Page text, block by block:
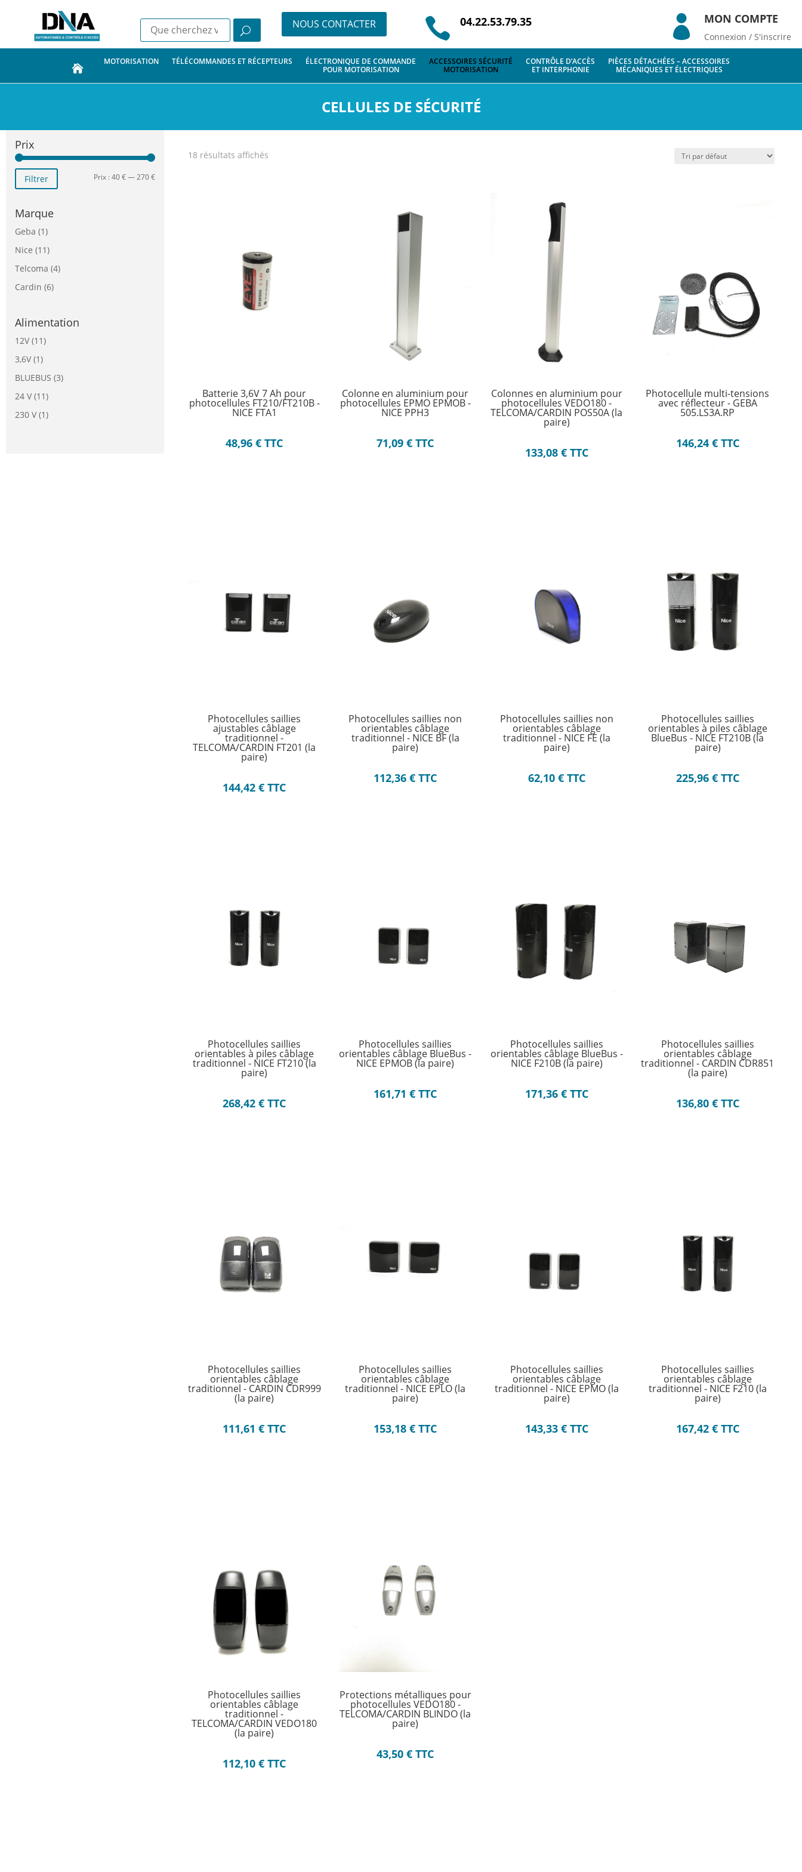
NOUS CONTACTER  04.22.53.79.35  MON COMPTE
Connexion / S'inscrire
MOTORISATION TÉLÉCOMMANDES ET RÉCEPTEURS
ÉLECTRONIQUE DE COMMANDE
POUR MOTORISATION
ACCESSOIRES SÉCURITÉ
MOTORISATION
CONTRÔLE D’ACCÈS
ET INTERPHONIE
PIÈCES DÉTACHÉES – ACCESSOIRES
MÉCANIQUES ET ÉLECTRIQUES
CELLULES DE SÉCURITÉ
Prix
Prix
Prix
Filtrer Prix :40 €—270 €
Marque
Geba (1)
Nice (11)
Telcoma (4)
Cardin (6)
Alimentation
12V (11)
3,6V (1)
BLUEBUS (3)
24 V (11)
230 V (1)
18 résultats affichés
Batterie 3,6V 7 Ah pour
photocellules FT210/FT210B -
NICE FTA1
48,96€ TTC
Colonne en aluminium pour
photocellules EPMO EPMOB -
NICE PPH3
71,09€ TTC
Colonnes en aluminium pour
photocellules VEDO180 -
TELCOMA/CARDIN POS50A (la
paire)
133,08 € TTC
Photocellule multi-tensions
avec réflecteur - GEBA
505.LS3A.RP
146,24 € TTC
Photocellules saillies
ajustables câblage
traditionnel -
TELCOMA/CARDIN FT201 (la
paire)
144,42€ TTC
Photocellules saillies non
orientables câblage
traditionnel - NICE BF (la
paire)
112,36€ TTC
Photocellules saillies non
orientables câblage
traditionnel - NICE FE (la
paire)
62,10 € TTC
Photocellules saillies
orientables à piles câblage
BlueBus - NICE FT210B (la
paire)
225,96 € TTC
Photocellules saillies
orientables à piles câblage
traditionnel - NICE FT210 (la
paire)
268,42€ TTC
Photocellules saillies
orientables câblage BlueBus -
NICE EPMOB (la paire)
161,71€ TTC
Photocellules saillies
orientables câblage BlueBus -
NICE F210B (la paire)
171,36 € TTC
Photocellules saillies
orientables câblage
traditionnel - CARDIN CDR851
(la paire)
136,80 € TTC
Photocellules saillies
orientables câblage
traditionnel - CARDIN CDR999
(la paire)
111,61€ TTC
Photocellules saillies
orientables câblage
traditionnel - NICE EPLO (la
paire)
153,18€ TTC
Photocellules saillies
orientables câblage
traditionnel - NICE EPMO (la
paire)
143,33 € TTC
Photocellules saillies
orientables câblage
traditionnel - NICE F210 (la
paire)
167,42 € TTC
Photocellules saillies
orientables câblage
traditionnel -
TELCOMA/CARDIN VEDO180
(la paire)
112,10€ TTC
Protections métalliques pour
photocellules VEDO180 -
TELCOMA/CARDIN BLINDO (la
paire)
43,50€ TTC